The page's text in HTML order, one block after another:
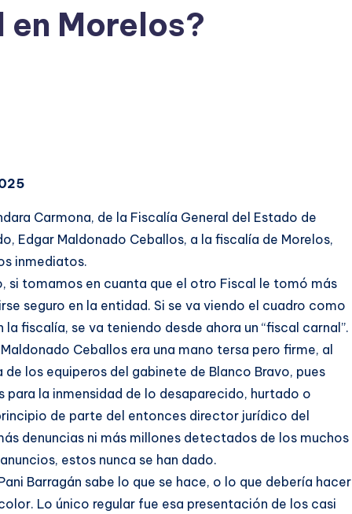
en Morelos?
Carmona, de la Fiscalía General del Estado de
Edgar Maldonado Ceballos, a la fiscalía de Morelos,
inmediatos.
si tomamos en cuanta que el otro Fiscal le tomó más
seguro en la entidad. Si se va viendo el cuadro como
fiscalía, se va teniendo desde ahora un “fiscal carnal”.
Ceballos era una mano tersa pero firme, al
los equiperos del gabinete de Blanco Bravo, pues
para la inmensidad de lo desaparecido, hurtado o
de parte del entonces director jurídico del
denuncias ni más millones detectados de los muchos
estos nunca se han dado.
Barragán sabe lo que se hace, o lo que debería hacer
Lo único regular fue esa presentación de los casi